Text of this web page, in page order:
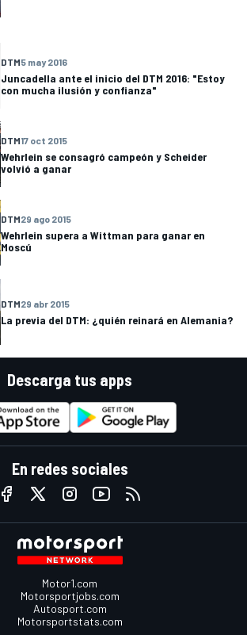
DTM5 may 2016
Juncadella ante el inicio del DTM 2016: "Estoy
con mucha ilusión y confianza"
DTM17 oct 2015
Wehrlein se consagró campeón y Scheider
volvió a ganar
DTM29 ago 2015
Wehrlein supera a Wittman para ganar en
Moscú
DTM29 abr 2015
La previa del DTM: ¿quién reinará en Alemania?
Descarga tus apps
En redes sociales
Motor1.com
Motorsportjobs.com
Autosport.com
Motorsportstats.com